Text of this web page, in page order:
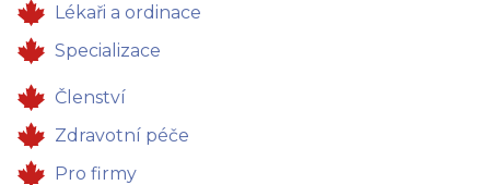
Lékaři a ordinace
Specializace
Členství
Zdravotní péče
Pro firmy